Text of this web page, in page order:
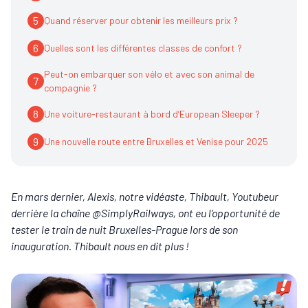
5 Quand réserver pour obtenir les meilleurs prix ?
6 Quelles sont les différentes classes de confort ?
7
Peut-on embarquer son vélo et avec son animal de
compagnie ?
8 Une voiture-restaurant à bord d’European Sleeper ?
9 Une nouvelle route entre Bruxelles et Venise pour 2025
En mars dernier, Alexis, notre vidéaste, Thibault, Youtubeur
derrière la chaîne @SimplyRailways, ont eu l'opportunité de
tester le train de nuit Bruxelles-Prague lors de son
inauguration. Thibault nous en dit plus !